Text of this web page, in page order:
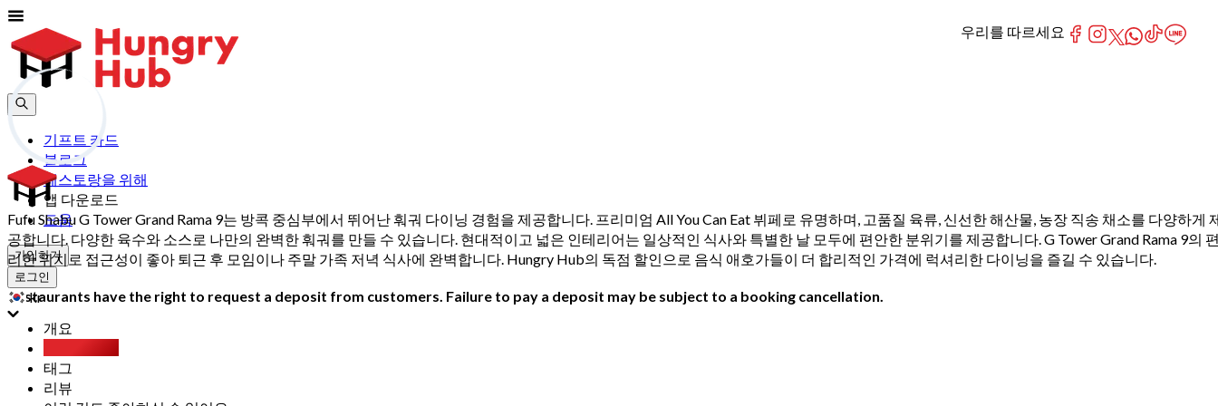
기프트 카드
블로그
레스토랑을 위해
앱 다운로드
도움
가입하기
로그인
kr
Fufu Shabu G Tower Grand Rama 9는 방콕 중심부에서 뛰어난 훠궈 다이닝 경험을 제공합니다. 프리미엄 All You Can Eat 뷔페로 유명하며, 고품질 육류, 신선한 해산물, 농장 직송 채소를 다양하게
공합니다. 다양한 육수와 소스로 나만의 완벽한 훠궈를 만들 수 있습니다. 현대적이고 넓은 인테리어는 일상적인 식사와 특별한 날 모두에 편안한 분위기를 제공합니다. G Tower Grand Rama 9의
리한 위치로 접근성이 좋아 퇴근 후 모임이나 주말 가족 저녁 식사에 완벽합니다. Hungry Hub의 독점 할인으로 음식 애호가들이 더 합리적인 가격에 럭셔리한 다이닝을 즐길 수 있습니다.
Restaurants have the right to request a deposit from customers. Failure to pay a deposit may be subject to a booking cancellation.
개요
태그
리뷰
우리를 따르세요